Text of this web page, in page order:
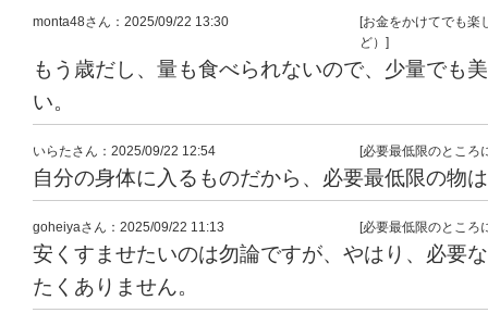
monta48さん ：2025/09/22 13:30
[お金をかけてでも楽
ど）]
もう歳だし、量も食べられないので、少量でも
い。
いらたさん ：2025/09/22 12:54 [必要最低限のところ
自分の身体に入るものだから、必要最低限の物
goheiyaさん ：2025/09/22 11:13 [必要最低限のところ
安くすませたいのは勿論ですが、やはり、必要
たくありません。